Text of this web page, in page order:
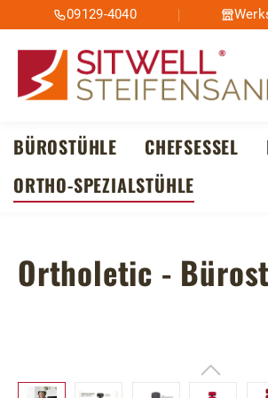
Hauptinhalt springen
Zur Suche springen
Zur Hauptnavigation springen
09129-4040
BÜROSTÜHLE CHEFSESSEL
ORTHO-SPEZIALSTÜHLE
Ortholetic -
Bildergalerie überspringen